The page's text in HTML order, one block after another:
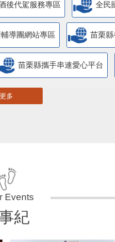
後代駕服務專區 全民
導團網站專區 苗栗
苗栗縣攜手串連愛心平台
更多
紀